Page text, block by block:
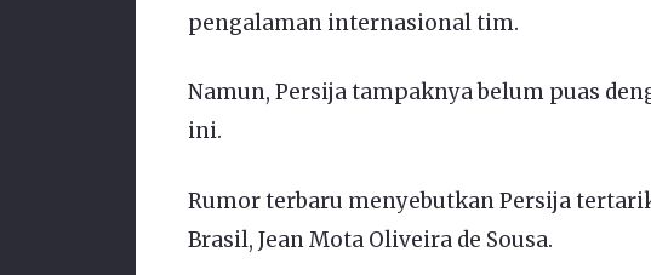
pengalaman internasional tim.
Namun, Persija tampaknya belum puas
ini.
Rumor terbaru menyebutkan Persija
Brasil, Jean Mota Oliveira de Sousa.